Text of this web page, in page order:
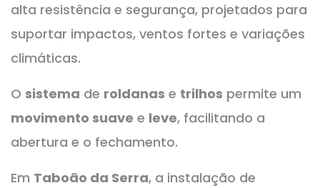
alta resistência e segurança, projetados para
suportar impactos, ventos fortes e variações
climáticas.
O sistema de roldanas e trilhos permite um
movimento suave e leve, facilitando a
abertura e o fechamento.
Em Taboão da Serra, a instalação de